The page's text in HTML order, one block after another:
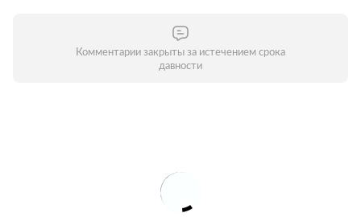
Комментарии закрыты за истечением срока
давности